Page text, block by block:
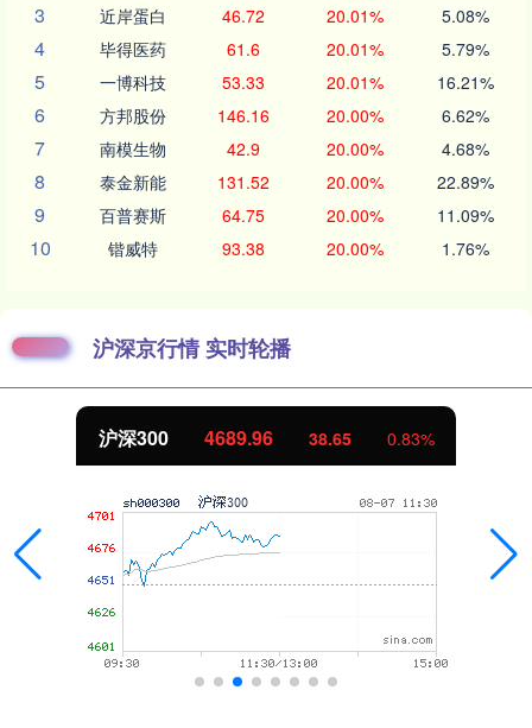
3 近岸蛋白 46.72 20.01% 5.08%
4 毕得医药 61.6 20.01% 5.79%
5 一博科技 53.33 20.01% 16.21%
6 方邦股份 146.16 20.00% 6.62%
7 南模生物 42.9 20.00% 4.68%
8 泰金新能 131.52 20.00% 22.89%
9 百普赛斯 64.75 20.00% 11.09%
10 锴威特 93.38 20.00% 1.76%
沪深京行情 实时轮播
沪深300 4689.96 38.65 0.83%